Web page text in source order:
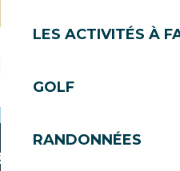
LES ACTIVITÉS À
GOLF
RANDONNÉES
Les Gets
rien de